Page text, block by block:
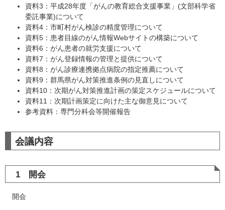
資料3：平成28年度「がんの教育総合支援事業」(文部科学省
委託事業)について
資料4：市町村がん検診の精度管理について
資料5：患者目線のがん情報Webサイトの構築について
資料6：がん患者の就労支援について
資料7：がん登録情報の管理と提供について
資料8：がん診療連携拠点病院の指定推薦について
資料9：群馬県がん対策推進条例の見直しについて
資料10：次期がん対策推進計画の策定スケジュールについて
資料11：次期計画策定に向けた主な御意見について
参考資料：専門分科会等開催報告
会議内容
1 開会
開会